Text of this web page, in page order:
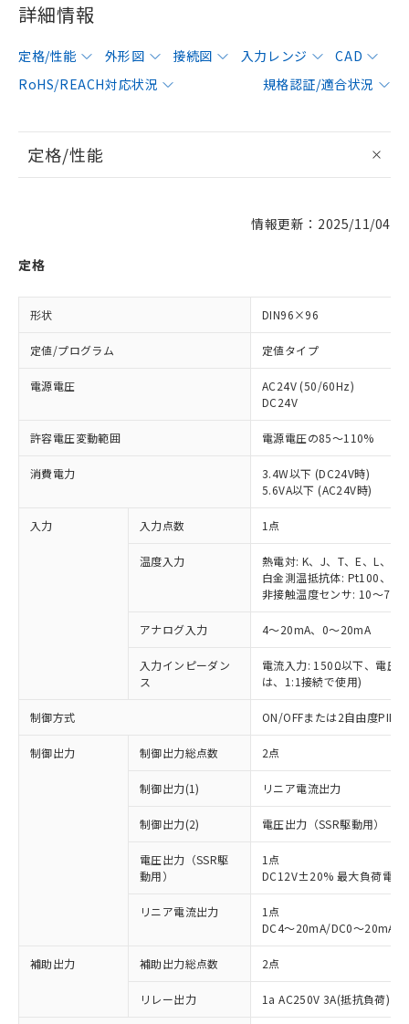
詳細情報
定格/性能 外形図 接続図 入力レンジ
CAD
RoHS/REACH対応状況
規格認証/適合状況
定格/性能
情報更新：2025/11/04
定格
形状 DIN96×96
定値/プログラム 定値タイプ
電源電圧
AC24V (50/60Hz)
DC24V
許容電圧変動範囲 電源電圧の85～110%
消費電力
3.4W以下 (DC24V時)
5.6VA以下 (AC24V時)
入力 入力点数 1点
温度入力
熱電対: K、J、T、E、L、U
白金測温抵抗体: Pt100、
非接触温度センサ: 10～
アナログ入力 4～20mA、0～20mA
入力インピーダン
ス
電流入力: 150Ω以下、電圧
は、1:1接続で使用)
制御方式 ON/OFFまたは2自由度PID
制御出力 制御出力総点数 2点
制御出力(1) リニア電流出力
制御出力(2) 電圧出力（SSR駆動用）
電圧出力（SSR駆
動用）
1点
DC12V±20% 最大負荷電流
リニア電流出力
1点
DC4～20mA/DC0～20mA
補助出力 補助出力総点数 2点
リレー出力 1a AC250V 3A(抵抗負荷)